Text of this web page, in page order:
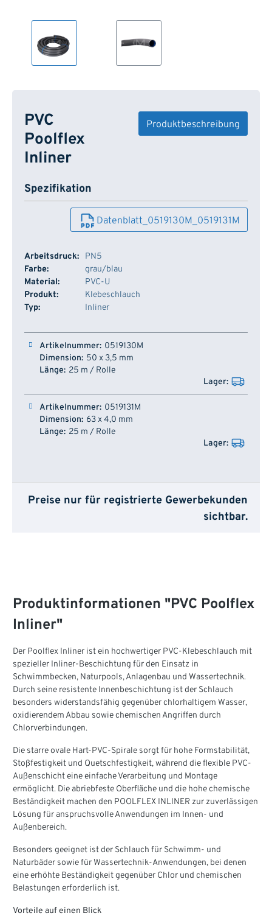
PVC
Poolflex
Inliner
Produktbeschreibung
Spezifikation
Datenblatt_0519130M_0519131M
Arbeitsdruck:
PN5
Farbe:
grau/blau
Material:
PVC-U
Produkt:
Klebeschlauch
Typ:
Inliner
Artikelnummer Dimension
0519130M
50 x 3,5 mm
25 m / Rolle
0519131M
63 x 4,0 mm
25 m / Rolle
Preise nur für registrierte Gewerbekunden
sichtbar.
Produktinformationen "PVC Poolflex
Inliner"
Der Poolflex Inliner ist ein hochwertiger PVC-Klebeschlauch mit
spezieller Inliner-Beschichtung für den Einsatz in
Schwimmbecken, Naturpools, Anlagenbau und Wassertechnik.
Durch seine resistente Innenbeschichtung ist der Schlauch
besonders widerstandsfähig gegenüber chlorhaltigem Wasser,
oxidierendem Abbau sowie chemischen Angriffen durch
Chlorverbindungen.
Die starre ovale Hart-PVC-Spirale sorgt für hohe Formstabilität,
Stoßfestigkeit und Quetschfestigkeit, während die flexible PVC-
Außenschicht eine einfache Verarbeitung und Montage
ermöglicht. Die abriebfeste Oberfläche und die hohe chemische
Beständigkeit machen den POOLFLEX INLINER zur zuverlässigen
Lösung für anspruchsvolle Anwendungen im Innen- und
Außenbereich.
Besonders geeignet ist der Schlauch für Schwimm- und
Naturbäder sowie für Wassertechnik-Anwendungen, bei denen
eine erhöhte Beständigkeit gegenüber Chlor und chemischen
Belastungen erforderlich ist.
Vorteile auf einen Blick